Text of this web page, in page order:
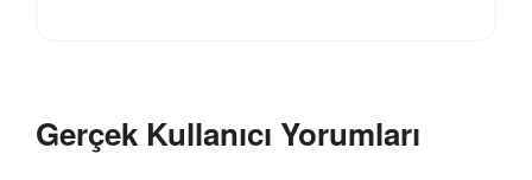
Gerçek Kullanıcı Yorumları